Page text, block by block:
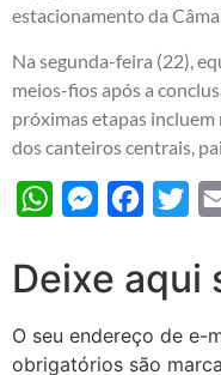
estacionamento da
Na segunda-feira (22),
meios-fios após a
próximas etapas
dos canteiros centrais,
WhatsAppMessenger
Deixe aqui
O seu endereço de e-
obrigatórios são